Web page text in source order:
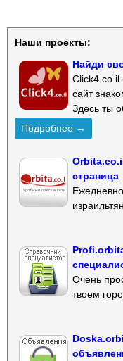
Наши проекты:
Найди
сайт
Здесь ты
Подробнее →
страница
Очень
твоем